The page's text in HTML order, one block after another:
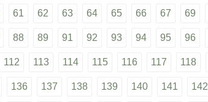
61 62 63 64 65 66 67 69
88 89 91 92 93 94 95 96
112 113 114 115 116 117 118
136 137 138 139 140 141 142